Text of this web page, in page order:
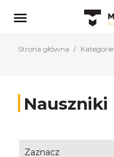

Strona główna Kategorie
Nauszniki
Zaznacz